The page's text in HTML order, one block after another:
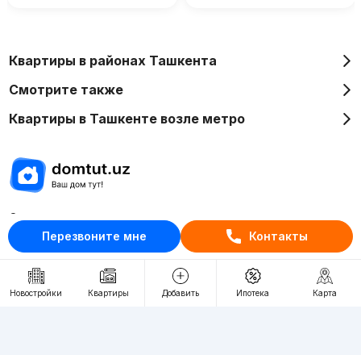
Перезвоните мне Контакты
Новостройки Квартиры Добавить Ипотека Карта
Квартиры в районах Ташкента
Смотрите также
Квартиры в Ташкенте возле метро
Отдел рекламы
+998 (78) 113-20-86
Пн-Пт. С 9:30 до 18:00